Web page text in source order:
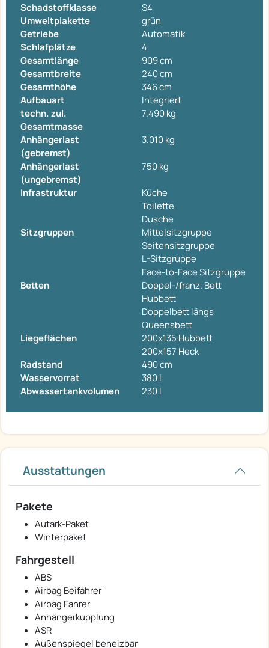
Schadstoffklasse
S4
Umweltplakette
grün
Getriebe
Automatik
Schlafplätze
4
Gesamtlänge
909 cm
Gesamtbreite
240 cm
Gesamthöhe
346 cm
Aufbauart
Integriert
techn. zul.
Gesamtmasse
7.490 kg
Anhängerlast
(gebremst)
3.010 kg
Anhängerlast
(ungebremst)
750 kg
Infrastruktur
Küche
Toilette
Dusche
Sitzgruppen
Mittelsitzgruppe
Seitensitzgruppe
L-Sitzgruppe
Face-to-Face Sitzgruppe
Betten
Doppel-/franz. Bett
Hubbett
Doppelbett längs
Queensbett
Liegeflächen
200x135 Hubbett
200x157 Heck
Radstand
490 cm
Wasservorrat
380 l
Abwassertankvolumen
230 l
Ausstattungen
Pakete
Autark-Paket
Winterpaket
Fahrgestell
ABS
Airbag Beifahrer
Airbag Fahrer
Anhängerkupplung
ASR
Außenspiegel beheizbar